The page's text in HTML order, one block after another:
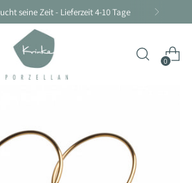
seine Zeit - Lieferzeit 4-10 Tage
0